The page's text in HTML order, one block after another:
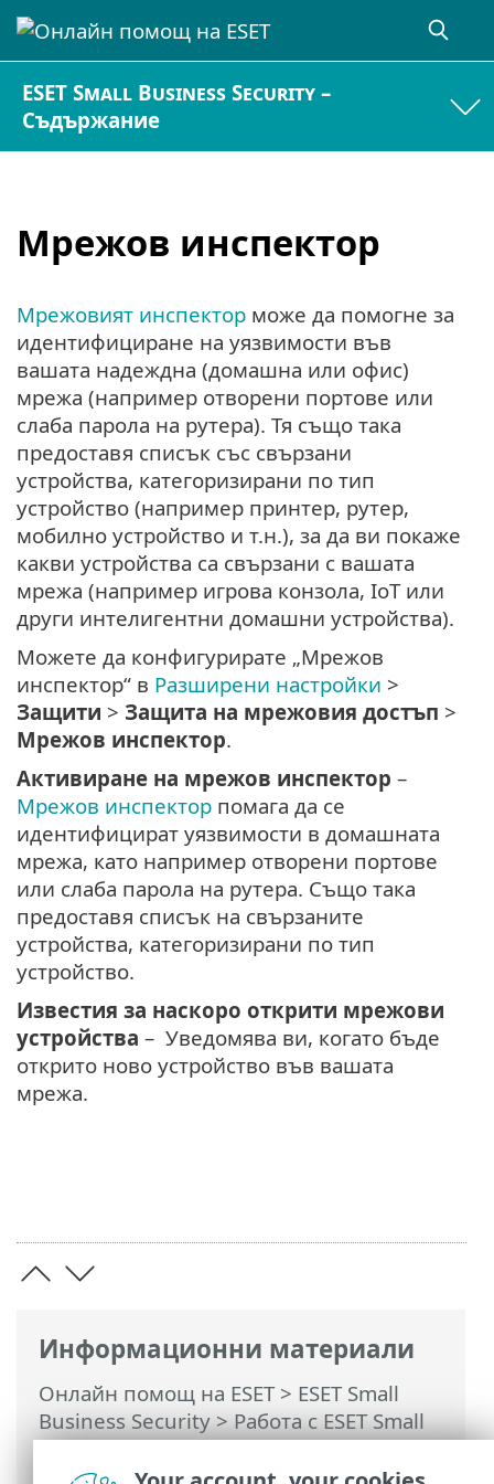
ESET Small Business Security –
Съдържание
Мрежов инспектор
Информационни материали
Онлайн помощ на ESET> ESET Small
Business Security>Работа с ESET Small
Business Security>Разширена
настройка>Защити>Защита на
Мрежовият инспектор може да помогне за
идентифициране на уязвимости във
вашата надеждна (домашна или офис)
мрежа (например отворени портове или
слаба парола на рутера). Тя също така
предоставя списък със свързани
устройства, категоризирани по тип
устройство (например принтер, рутер,
мобилно устройство и т.н.), за да ви покаже
какви устройства са свързани с вашата
мрежа (например игрова конзола, IoT или
други интелигентни домашни устройства).
Можете да конфигурирате „Мрежов
инспектор“ в Разширени настройки >
Защити > Защита на мрежовия достъп >
Мрежов инспектор.
Активиране на мрежов инспектор –
Мрежов инспектор помага да се
идентифицират уязвимости в домашната
мрежа, като например отворени портове
или слаба парола на рутера. Също така
предоставя списък на свързаните
устройства, категоризирани по тип
устройство.
Известия за наскоро открити мрежови
устройства – Уведомява ви, когато бъде
открито ново устройство във вашата
мрежа.